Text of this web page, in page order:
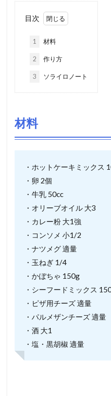
目次
1 材料
2 作り方
3 ソライロノート
材料
・ホットケーキミックス
・卵 2個
・牛乳 50cc
・オリーブオイル 大3
・カレー粉 大1強
・コンソメ 小1/2
・ナツメグ 適量
・玉ねぎ 1/4
・かぼちゃ 150g
・シーフードミックス
・ピザ用チーズ 適量
・パルメザンチーズ 適量
・酒 大1
・塩・黒胡椒 適量